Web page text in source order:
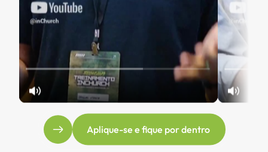
Aplique-se e fique por dentro